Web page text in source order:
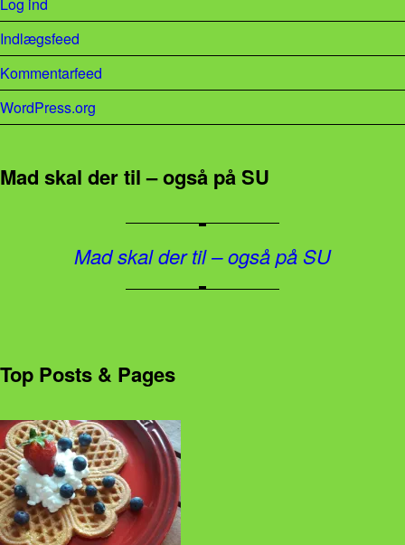
Indlægsfeed
Kommentarfeed
WordPress.org
Mad skal der til – også på SU
Mad skal der til – også på SU
Top Posts & Pages